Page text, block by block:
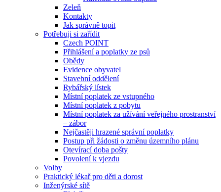
Zeleň
Kontakty
Jak správně topit
Potřebuji si zařídit
Czech POINT
Přihlášení a poplatky ze psů
Obědy
Evidence obyvatel
Stavební oddělení
Rybářský lístek
Místní poplatek ze vstupného
Místní poplatek z pobytu
Místní poplatek za užívání veřejného prostranství
– zábor
Nejčastěji hrazené správní poplatky
Postup při žádosti o změnu územního plánu
Otevírací doba pošty
Povolení k vjezdu
Volby
Praktický lékař pro děti a dorost
Inženýrské sítě